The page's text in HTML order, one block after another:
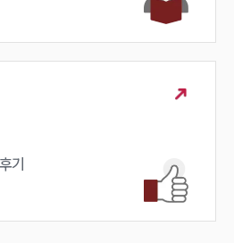
공지사항
률 블로그
률상담예약
기